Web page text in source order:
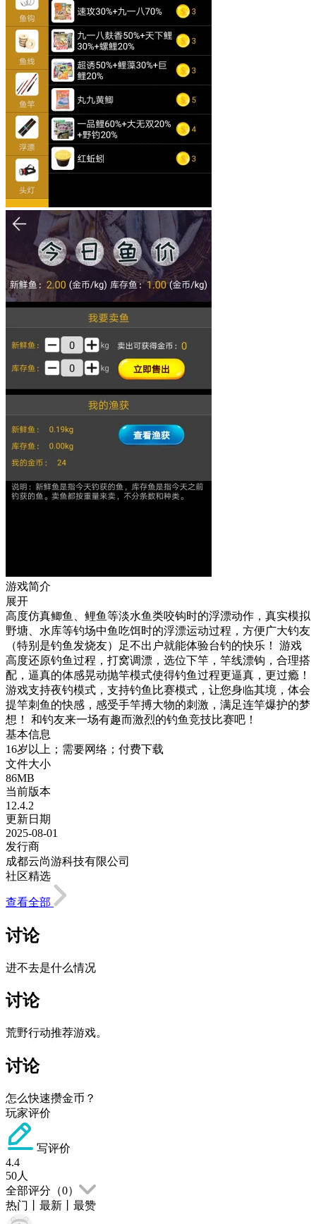
游戏简介
展开
高度仿真鲫鱼、鲤鱼等淡水鱼类咬钩时的浮漂动作，真实模拟
野塘、水库等钓场中鱼吃饵时的浮漂运动过程，方便广大钓友
（特别是钓鱼发烧友）足不出户就能体验台钓的快乐！ 游戏
高度还原钓鱼过程，打窝调漂，选位下竿，竿线漂钩，合理搭
配，逼真的体感晃动抛竿模式使得钓鱼过程更逼真，更过瘾！
游戏支持夜钓模式，支持钓鱼比赛模式，让您身临其境，体会
提竿刺鱼的快感，感受手竿搏大物的刺激，满足连竿爆护的梦
想！ 和钓友来一场有趣而激烈的钓鱼竞技比赛吧！
基本信息
16岁以上；需要网络；付费下载
文件大小
86MB
当前版本
12.4.2
更新日期
2025-08-01
发行商
成都云尚游科技有限公司
社区精选
查看全部
讨论
进不去是什么情况
讨论
荒野行动推荐游戏。
讨论
怎么快速攒金币？
玩家评价
写评价
4.4
50人
全部评分（0）
热门
最新 最赞